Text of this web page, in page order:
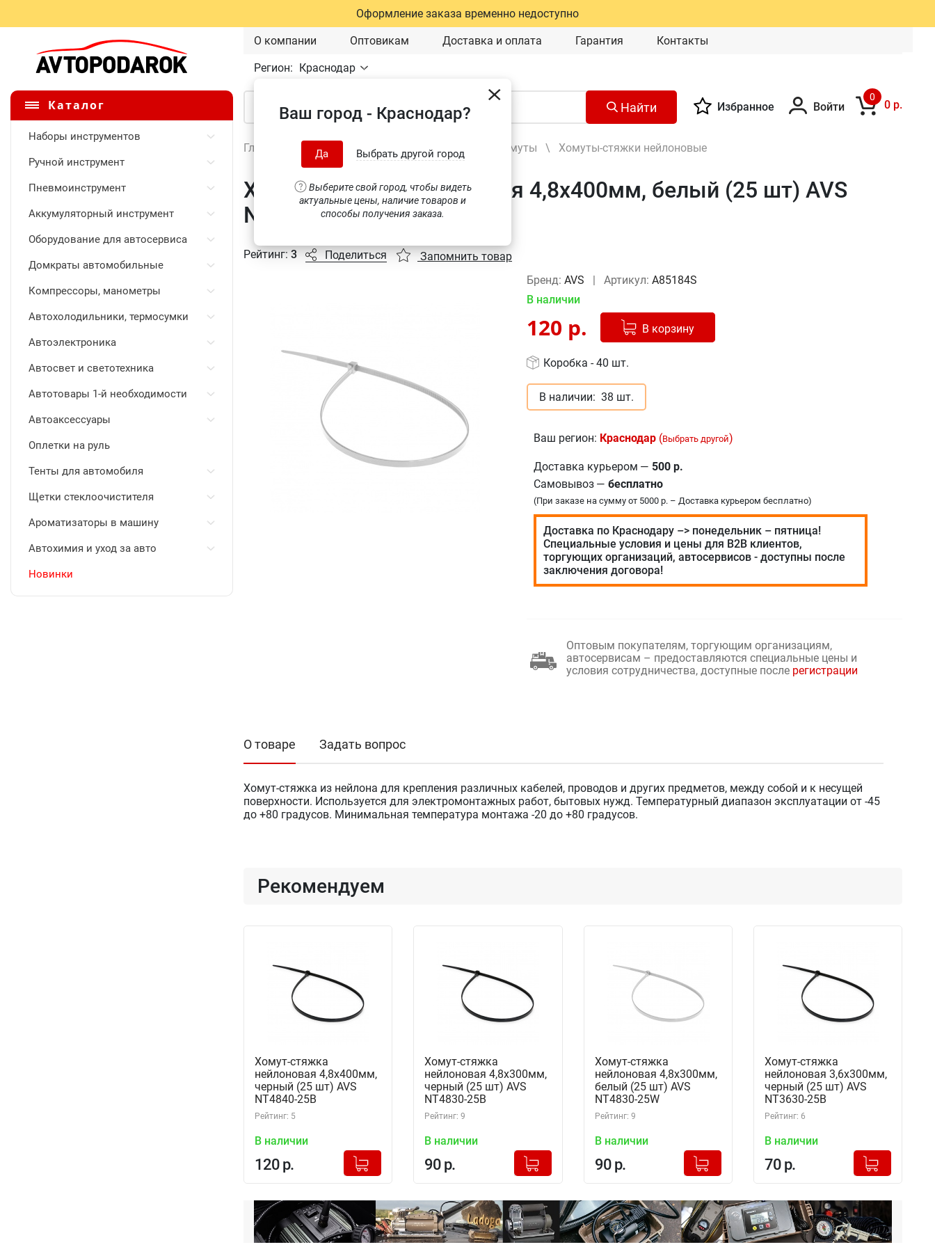
Оформление заказа временно недоступно
О компании Оптовикам Доставка и оплата Гарантия Контакты
Регион: Краснодар
Ваш город - Краснодар?
Да Выбрать другой город
Выберите свой город, чтобы видеть
актуальные цены, наличие товаров и
способы получения заказа.
Каталог
Наборы инструментов
Ручной инструмент
Пневмоинструмент
Аккумуляторный инструмент
Оборудование для автосервиса
Домкраты автомобильные
Компрессоры, манометры
Автохолодильники, термосумки
Автоэлектроника
Автосвет и светотехника
Автотовары 1-й необходимости
Автоаксессуары
Оплетки на руль
Тенты для автомобиля
Щетки стеклоочистителя
Ароматизаторы в машину
Автохимия и уход за авто
Новинки
Найти Избранное Войти
0
0 р.
Главная Оборудование для автосервиса Хомуты \ Хомуты-стяжки нейлоновые
Хомут-стяжка нейлоновая 4,8х400мм, белый (25 шт) AVS
NT4840-25W
Рейтинг:3 Поделиться
Запомнить товар
Бренд: AVS |Артикул: A85184S
В наличии
120 р. В корзину+
Добавлено в корзину
Коробка - 40 шт.
В наличии: 38 шт.
Ваш регион: Краснодар (Выбрать другой)
Доставка курьером — 500 р.
Самовывоз —бесплатно
(При заказе на сумму от 5000 р. – Доставка курьером бесплатно)
Доставка по Краснодару –> понедельник – пятница!
Специальные условия и цены для В2В клиентов,
торгующих организаций, автосервисов - доступны после
заключения договора!
Оптовым покупателям, торгующим организациям,
автосервисам – предоставляются специальные цены и
условия сотрудничества, доступные после регистрации
О товаре Задать вопрос
Хомут-стяжка из нейлона для крепления различных кабелей, проводов и других предметов, между собой и к несущей
поверхности. Используется для электромонтажных работ, бытовых нужд. Температурный диапазон эксплуатации от -45
до +80 градусов. Минимальная температура монтажа -20 до +80 градусов.
Рекомендуем
Хомут-стяжка
нейлоновая 4,8х400мм,
черный (25 шт) AVS
NT4840-25B
Рейтинг: 5
В наличии
120 р.
+
Добавлено в корзину
Хомут-стяжка
нейлоновая 4,8х300мм,
черный (25 шт) AVS
NT4830-25B
Рейтинг: 9
В наличии
90 р.
+
Добавлено в корзину
Хомут-стяжка
нейлоновая 4,8х300мм,
белый (25 шт) AVS
NT4830-25W
Рейтинг: 9
В наличии
90 р.
+
Добавлено в корзину
Хомут-стяжка
нейлоновая 3,6х300мм,
черный (25 шт) AVS
NT3630-25B
Рейтинг: 6
В наличии
70 р.
+
Добавлено в корзину